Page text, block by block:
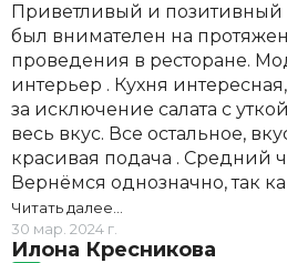
Приветливый и позитивный
был внимателен на
проведения в ресторане.
интерьер . Кухня
за исключение салата с
весь вкус. Все остальное,
красивая подача . Средний
Вернёмся однозначно, так
Читать далее…
30 мар. 2024 г.
Илона Кресникова